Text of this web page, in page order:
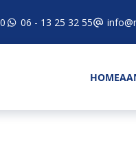
06 - 13 25 32 55
HOME